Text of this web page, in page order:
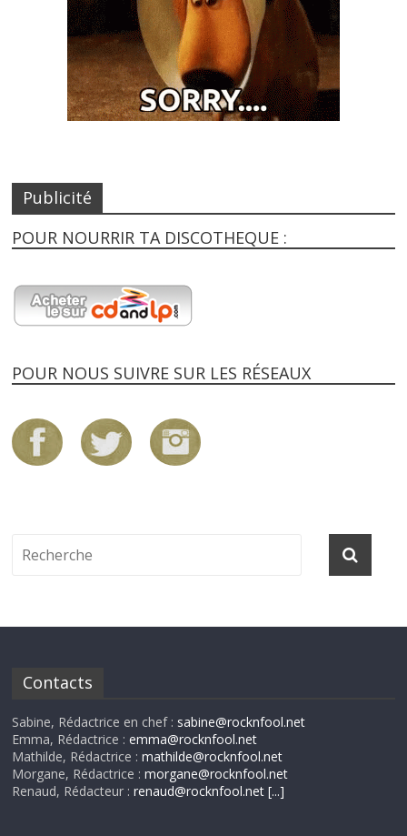
Publicité
POUR NOURRIR TA DISCOTHEQUE :
POUR NOUS SUIVRE SUR LES RÉSEAUX
Contacts
Sabine, Rédactrice en chef : sabine@rocknfool.net
Emma, Rédactrice :emma@rocknfool.net
Mathilde, Rédactrice :mathilde@rocknfool.net
Morgane, Rédactrice :morgane@rocknfool.net
Renaud, Rédacteur :renaud@rocknfool.net [...]